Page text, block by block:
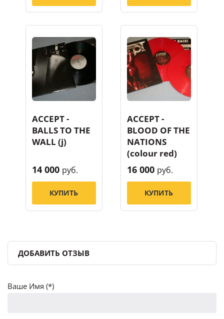
ACCEPT -
BALLS TO THE
WALL (j)
14 000 руб.
КУПИТЬ
ACCEPT -
BLOOD OF THE
NATIONS
(colour red)
16 000 руб.
КУПИТЬ
ДОБАВИТЬ ОТЗЫВ
Ваше Имя (*)